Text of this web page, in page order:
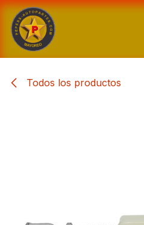
Ir al contenido
Todos los productos